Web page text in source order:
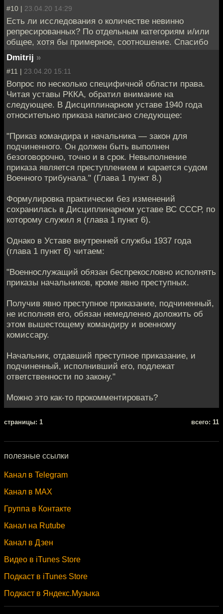
#10 | 23.04.20 14:29
Есть ли исследования о количестве невинно
репресированных? По отдельным категориям и/или
общее, хотя бы примерное, соотношение. Спасибо
Dmitrij »
#11 | 23.04.20 15:11
Вопрос по несколько специфичной области права.
Читая уставы РККА, обратил внимание на
следующее. В Дисциплинарном уставе 1940 года
относительно приказа написано следующее:
"Приказ командира и начальника — закон для
подчиненного. Он должен быть выполнен
безоговорочно, точно и в срок. Невыполнение
приказа является преступлением и карается судом
Военного трибунала." (Глава 1 пункт 8.)
Формулировка практически без изменений
сохранилась в Дисциплинарном уставе ВС СССР, по
которому служил я (глава 1 пункт 6).
Однако в Уставе внутренней службы 1937 года
(глава 1 пункт 6) читаем:
"Военнослужащий обязан беспрекословно исполнять
приказы начальников, кроме явно преступных.
Получив явно преступное приказание, подчиненный,
не исполняя его, обязан немедленно доложить об
этом вышестощему командиру и военному
комиссару.
Начальник, отдавший преступное приказание, и
подчиненный, исполнивший его, подлежат
ответственности по закону."
Можно это как-то прокомментировать?
cтраницы: 1 всего: 11
полезные ссылки
Канал в Telegram
Канал в MAX
Группа в Контакте
Канал на Rutube
Канал в Дзен
Видео в iTunes Store
Подкаст в iTunes Store
Подкаст в Яндекс.Музыка